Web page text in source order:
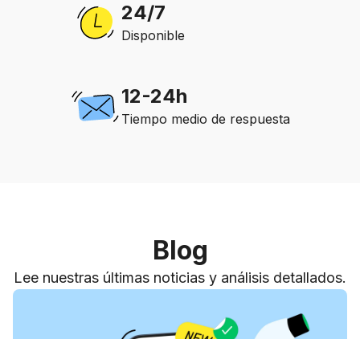
24/7
Disponible
12-24h
Tiempo medio de respuesta
Blog
Lee nuestras últimas noticias y análisis detallados.